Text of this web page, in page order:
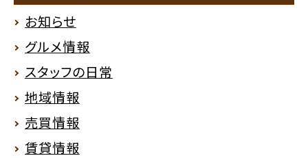
お知らせ
グルメ情報
スタッフの日常
地域情報
売買情報
賃貸情報